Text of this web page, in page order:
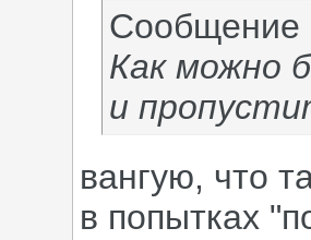
Сообщение
Как можно
и
вангую, что
в попытках